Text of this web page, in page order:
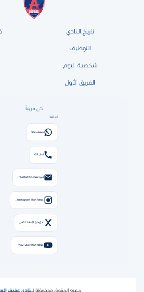
تاريخ النادي
التوظيف
شخصية اليوم
الفريق الأول
كن قريباً
كن قريبًا
واتساب: 05
اتصال: 05
البريد: info@afiffc.com
Instagram: @afifclup_
X (تويتر): @afifclub_
YouTube: @Afifclup_